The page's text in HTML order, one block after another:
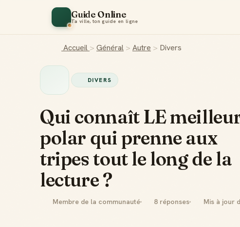
Guide Online
Ta ville, ton guide en ligne
Accueil > Général > Autre > Divers
DIVERS
Qui connaît LE
polar qui prenne aux
tripes tout le long de la
lecture ?
Membre de la communauté 8 réponses Mis à jour